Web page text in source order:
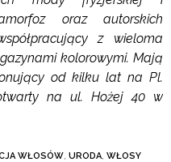
oraz autorskich
z wieloma
kolorowymi. Mają
od kilku lat na Pl.
na ul. Hożej 40 w
WŁOSÓW, URODA, WŁOSY